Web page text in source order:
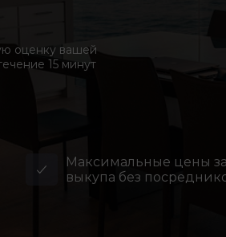
оценку вашей
15 минут
Максимальные цены
выкупа без